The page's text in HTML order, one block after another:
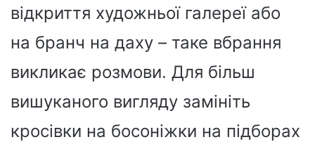
відкриття художньої галереї або
на бранч на даху – таке вбрання
викликає розмови. Для більш
вишуканого вигляду замініть
кросівки на босоніжки на підборах